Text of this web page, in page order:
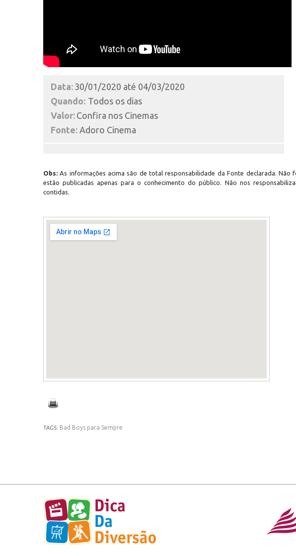
Data: 30/01/2020 até 04/03/2020
Quando: Todos os dias
Valor: Confira nos Cinemas
Fonte: Adoro Cinema
Obs:As informações acima são de total responsabilidade da Fonte declarada.
estão publicadas apenas para o conhecimento do público. Não nos
contidas.
TAGS: Bad Boys para Sempre